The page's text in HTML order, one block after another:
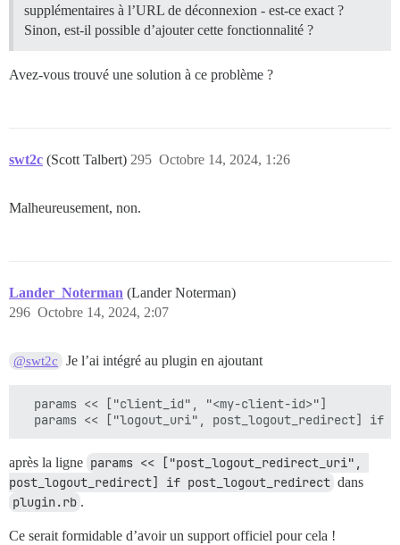
supplémentaires à l’URL de déconnexion - est-ce exact ?
Sinon, est-il possible d’ajouter cette fonctionnalité ?
Avez-vous trouvé une solution à ce problème ?
swt2c (Scott Talbert) Octobre 14, 2024, 1:26
295
Malheureusement, non.
Lander_Noterman (Lander Noterman)
Octobre 14, 2024, 2:07
296
@swt2c Je l’ai intégré au plugin en ajoutant
  params << ["client_id", "<my-client-id>"]
après la ligne params << ["post_logout_redirect_uri",
post_logout_redirect] if post_logout_redirect dans
plugin.rb .
Ce serait formidable d’avoir un support officiel pour cela !